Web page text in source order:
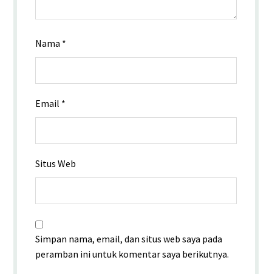
Nama *
Email *
Situs Web
Simpan nama, email, dan situs web saya pada
peramban ini untuk komentar saya berikutnya.